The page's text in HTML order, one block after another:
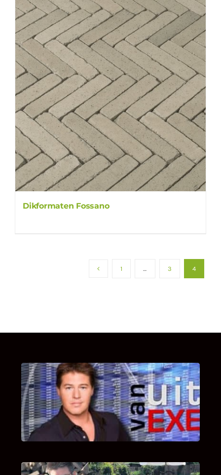
Dikformaten Fossano
1 … 3 4
UITSTEL VAN EXECUTIE
Bekijk hier de fragmenten van de deelname
van Bricks and Stones aan dit programma.